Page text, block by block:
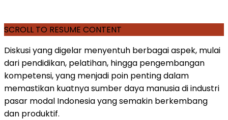
SCROLL TO RESUME CONTENT
Diskusi yang digelar menyentuh berbagai aspek, mulai
dari pendidikan, pelatihan, hingga pengembangan
kompetensi, yang menjadi poin penting dalam
memastikan kuatnya sumber daya manusia di industri
pasar modal Indonesia yang semakin berkembang
dan produktif.